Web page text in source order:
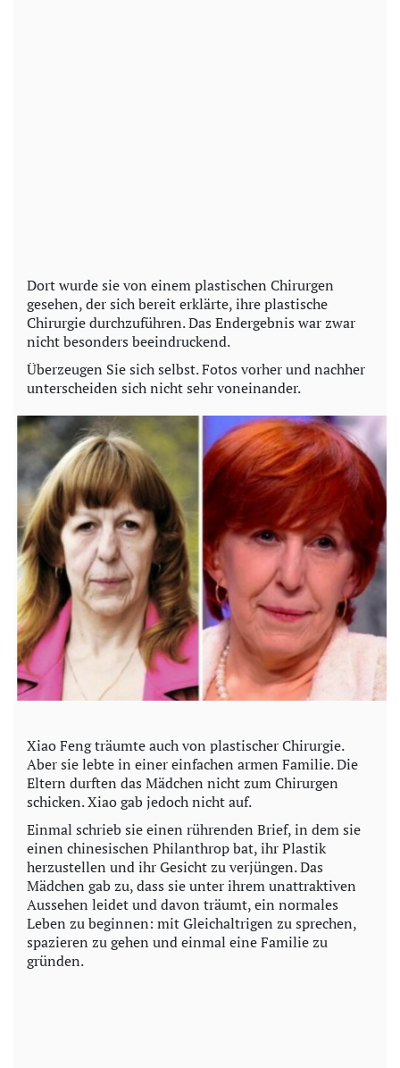
Dort wurde sie von einem plastischen Chirurgen
gesehen, der sich bereit erklärte, ihre plastische
Chirurgie durchzuführen. Das Endergebnis war zwar
nicht besonders beeindruckend.
Überzeugen Sie sich selbst. Fotos vorher und nachher
unterscheiden sich nicht sehr voneinander.
Xiao Feng träumte auch von plastischer Chirurgie.
Aber sie lebte in einer einfachen armen Familie. Die
Eltern durften das Mädchen nicht zum Chirurgen
schicken. Xiao gab jedoch nicht auf.
Einmal schrieb sie einen rührenden Brief, in dem sie
einen chinesischen Philanthrop bat, ihr Plastik
herzustellen und ihr Gesicht zu verjüngen. Das
Mädchen gab zu, dass sie unter ihrem unattraktiven
Aussehen leidet und davon träumt, ein normales
Leben zu beginnen: mit Gleichaltrigen zu sprechen,
spazieren zu gehen und einmal eine Familie zu
gründen.